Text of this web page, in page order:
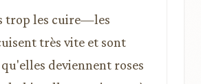
trop les cuire—les
très vite et sont
deviennent roses